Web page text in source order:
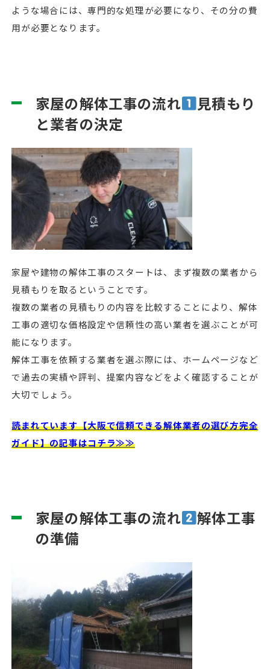
ような場合には、専門的な処理が必要になり、その分の費
用が必要となります。
家屋の解体工事の流れ
見積もり
と業者の決定
家屋や建物の解体工事のスタートは、まず複数の業者から
見積もりを取るということです。
複数の業者の見積もりの内容を比較することにより、解体
工事の適切な価格設定や信頼性の高い業者を選ぶことが可
能になります。
解体工事を依頼する業者を選ぶ際には、ホームページなど
で過去の実績や評判、提案内容などをよく確認することが
大切でしょう。
読まれています【大阪で信頼できる解体業者の選び方完全
ガイド】の記事はコチラ≫≫
家屋の解体工事の流れ
解体工事
の準備